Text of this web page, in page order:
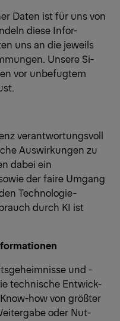
Daten ist für uns von
diese Infor-
uns an die jeweils
Unsere Si-
vor unbefugtem
verantwortungsvoll
Auswirkungen zu
dabei ein
der faire Umgang
Technologie-
durch KI ist
und -
technische Entwick-
how von größter
oder Nut-